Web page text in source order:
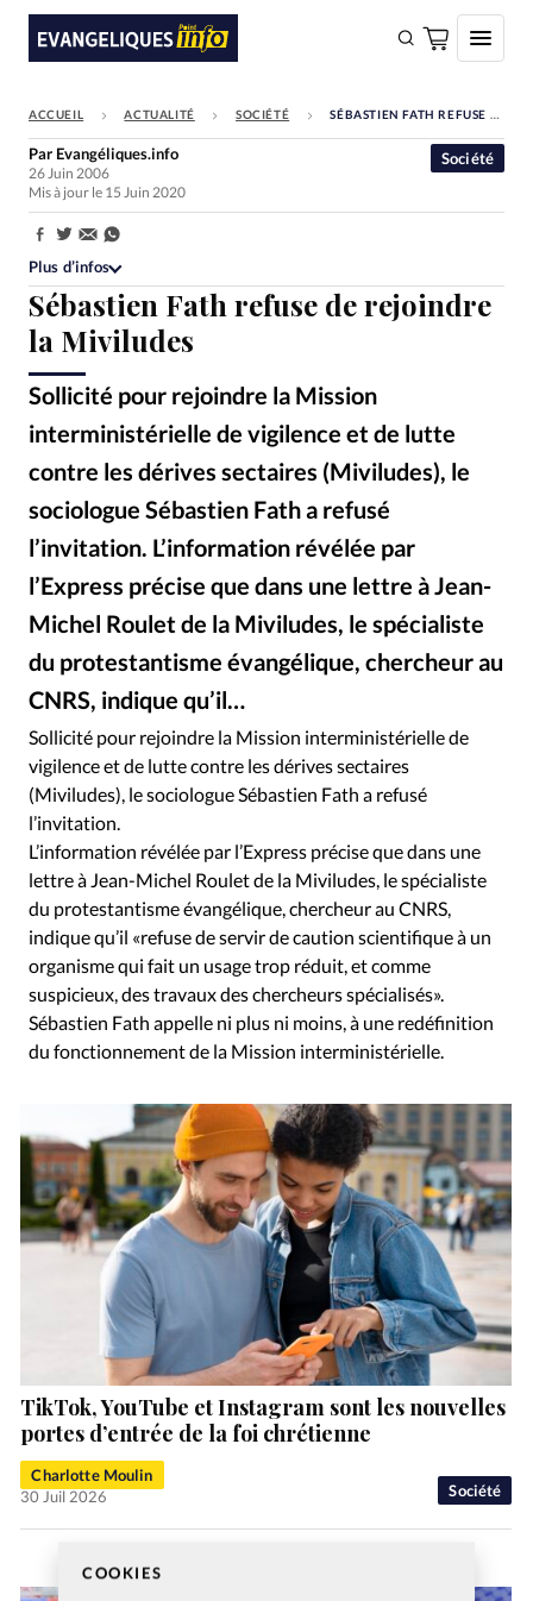
COOKIES
FAIRE UN DON
Faire un don
Société
Monde
Bible
Toute l'actualité
Se connecter
RUBRIQUES
Toute l'actualité Bible Culture
Economie
Eglises
Histoire Laicité
Liberté religieuse
Mission
Monde People Politique
Religions
Société
ACCUEIL ACTUALITÉ SOCIÉTÉ SÉBASTIEN FATH REFUSE DE REJOINDRE LA MIVILUDES
Sébastien Fath refuse de rejoindre
la Miviludes
Sollicité pour rejoindre la Mission
interministérielle de vigilence et de lutte
contre les dérives sectaires (Miviludes), le
sociologue Sébastien Fath a refusé
l’invitation. L’information révélée par
l’Express précise que dans une lettre à Jean-
Michel Roulet de la Miviludes, le spécialiste
du protestantisme évangélique, chercheur au
CNRS, indique qu’il…
Société
Par Evangéliques.info
26 Juin 2006
Mis à jour le 15 Juin 2020
Partager:
Plus d’infos
Sollicité pour rejoindre la Mission interministérielle de
vigilence et de lutte contre les dérives sectaires
(Miviludes), le sociologue Sébastien Fath a refusé
l’invitation.
L’information révélée par l’Express précise que dans une
lettre à Jean-Michel Roulet de la Miviludes, le spécialiste
du protestantisme évangélique, chercheur au CNRS,
indique qu’il «refuse de servir de caution scientifique à un
organisme qui fait un usage trop réduit, et comme
suspicieux, des travaux des chercheurs spécialisés».
Sébastien Fath appelle ni plus ni moins, à une redéfinition
du fonctionnement de la Mission interministérielle.
Société
TikTok, YouTube et Instagram sont les nouvelles
portes d’entrée de la foi chrétienne
Charlotte Moulin
30 Juil 2026